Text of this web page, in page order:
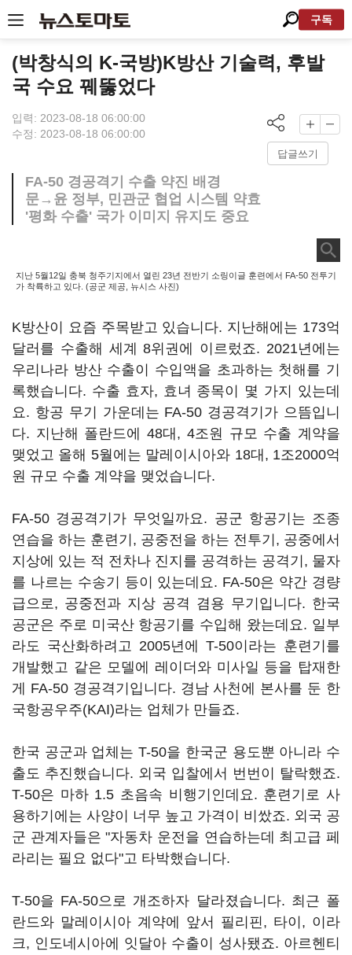
구독
(박창식의 K-국방)K방산 기술력, 후발
국 수요 꿰뚫었다
입력: 2023-08-18 06:00:00
수정: 2023-08-18 06:00:00
답글쓰기
FA-50 경공격기 수출 약진 배경
문→윤 정부, 민관군 협업 시스템 약효
'평화 수출' 국가 이미지 유지도 중요
지난 5월12일 충북 청주기지에서 열린 23년 전반기 소링이글 훈련에서 FA-50 전투기
가 착륙하고 있다. (공군 제공, 뉴시스 사진)
K방산이 요즘 주목받고 있습니다. 지난해에는 173억
달러를 수출해 세계 8위권에 이르렀죠. 2021년에는
우리나라 방산 수출이 수입액을 초과하는 첫해를 기
록했습니다. 수출 효자, 효녀 종목이 몇 가지 있는데
요. 항공 무기 가운데는 FA-50 경공격기가 으뜸입니
다. 지난해 폴란드에 48대, 4조원 규모 수출 계약을
맺었고 올해 5월에는 말레이시아와 18대, 1조2000억
원 규모 수출 계약을 맺었습니다.
FA-50 경공격기가 무엇일까요. 공군 항공기는 조종
연습을 하는 훈련기, 공중전을 하는 전투기, 공중에서
지상에 있는 적 전차나 진지를 공격하는 공격기, 물자
를 나르는 수송기 등이 있는데요. FA-50은 약간 경량
급으로, 공중전과 지상 공격 겸용 무기입니다. 한국
공군은 주로 미국산 항공기를 수입해 왔는데요. 일부
라도 국산화하려고 2005년에 T-50이라는 훈련기를
개발했고 같은 모델에 레이더와 미사일 등을 탑재한
게 FA-50 경공격기입니다. 경남 사천에 본사를 둔 한
국항공우주(KAI)라는 업체가 만들죠.
한국 공군과 업체는 T-50을 한국군 용도뿐 아니라 수
출도 추진했습니다. 외국 입찰에서 번번이 탈락했죠.
T-50은 마하 1.5 초음속 비행기인데요. 훈련기로 사
용하기에는 사양이 너무 높고 가격이 비쌌죠. 외국 공
군 관계자들은 "자동차 운전을 연습하는데 최고급 페
라리는 필요 없다"고 타박했습니다.
T-50을 FA-50으로 개조하자 달라졌습니다. 최근 폴
란드와 말레이시아 계약에 앞서 필리핀, 타이, 이라
크, 인도네시아에 잇달아 수출이 성사됐죠. 아르헨티